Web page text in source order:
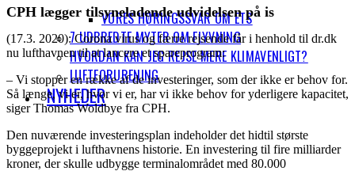
VORES HØRINGSSVAR OM ETS
7 UDBREDTE MYTER OM FLYVNING
HVORDAN KAN JEG REJSE MERE KLIMAVENLIGT?
LUFTFORURENING
NYHEDER
CPH lægger tilsyneladende udvidelsen på is
(17.3. 2020): Corona virus og færre rejsende får i henhold til dr.dk
nu lufthavnen til at lancere et spareprogram:
– Vi stopper en række af de investeringer, som der ikke er behov for.
Så længe, vi er, hvor vi er, har vi ikke behov for yderligere kapacitet,
siger Thomas Woldbye fra CPH.
Den nuværende investeringsplan indeholder det hidtil største
byggeprojekt i lufthavnens historie. En investering til fire milliarder
kroner, der skulle udbygge terminalområdet med 80.000